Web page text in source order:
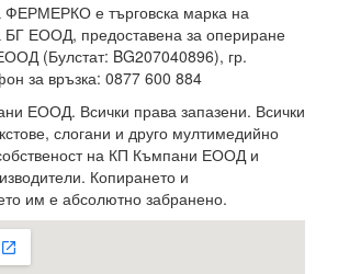
е търговска марка на
ЕООД, предоставена за опериране
(Булстат: BG207040896), гр.
за връзка: 0877 600 884
ЕООД. Всички права запазени. Всички
слогани и друго мултимедийно
на КП Къмпани ЕООД и
Копирането и
им е абсолютно забранено.